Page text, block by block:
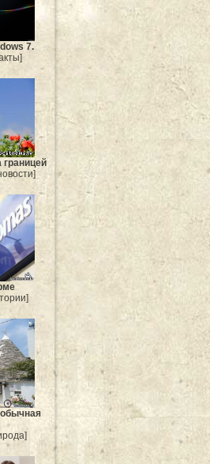
7.
границей